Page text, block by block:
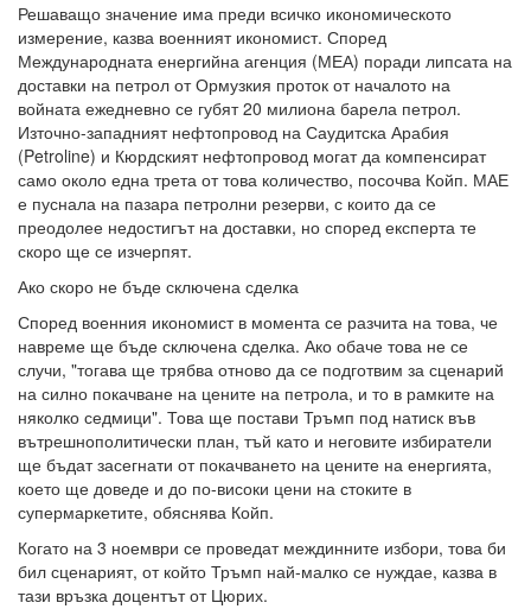
Решаващо значение има преди всичко икономическото
измерение, казва военният икономист. Според
Международната енергийна агенция (МЕА) поради липсата на
доставки на петрол от Ормузкия проток от началото на
войната ежедневно се губят 20 милиона барела петрол.
Източно-западният нефтопровод на Саудитска Арабия
(Petroline) и Кюрдският нефтопровод могат да компенсират
само около една трета от това количество, посочва Койп. МАЕ
е пуснала на пазара петролни резерви, с които да се
преодолее недостигът на доставки, но според експерта те
скоро ще се изчерпят.
Ако скоро не бъде сключена сделка
Според военния икономист в момента се разчита на това, че
навреме ще бъде сключена сделка. Ако обаче това не се
случи, "тогава ще трябва отново да се подготвим за сценарий
на силно покачване на цените на петрола, и то в рамките на
няколко седмици". Това ще постави Тръмп под натиск във
вътрешнополитически план, тъй като и неговите избиратели
ще бъдат засегнати от покачването на цените на енергията,
което ще доведе и до по-високи цени на стоките в
супермаркетите, обяснява Койп.
Когато на 3 ноември се проведат междинните избори, това би
бил сценарият, от който Тръмп най-малко се нуждае, казва в
тази връзка доцентът от Цюрих.